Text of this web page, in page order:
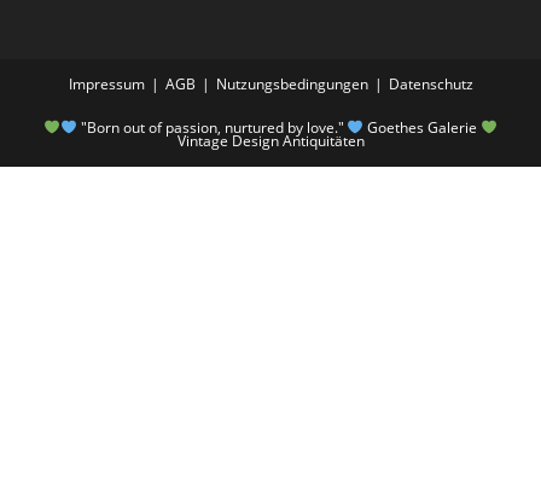
Impressum AGB Nutzungsbedingungen Datenschutz
"Born out of passion, nurtured by love." Goethes Galerie
Vintage Design Antiquitäten